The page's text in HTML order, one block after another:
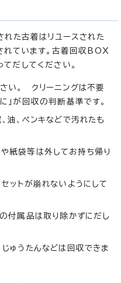
れた古着はリユースされた
れています。古着回収BOX
だしてください。
い。 クリーニングは不要
」が回収の判断基準です。
油、ペンキなどで汚れたも
紙袋等は外してお持ち帰り
ットが崩れないようにして
の付属品は取り除かずにだし
ゅうたんなどは回収できま